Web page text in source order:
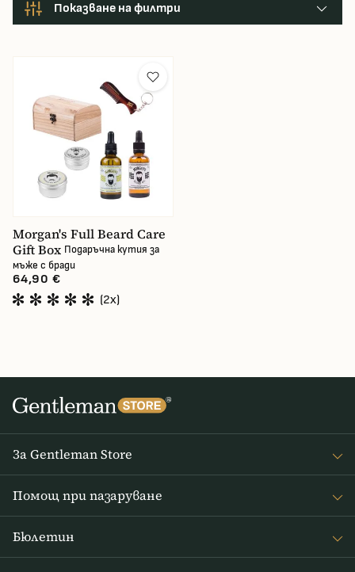
Показване на филтри
64.39 €
Morgan's Full Beard Care
Gift Box Подаръчна кутия за
мъже с бради
64,90 €
(2x)
За Gentleman Store
Помощ при пазаруване
Бюлетин